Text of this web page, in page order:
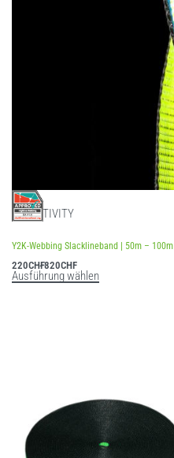
SLACKTIVITY
Bewertet mit 5.00 von 5
Y2K-Webbing Slacklineband | 50m – 100m
220CHF820CHF
Ausführung wählen